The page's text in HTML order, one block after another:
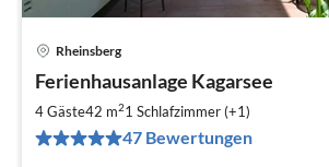
Rheinsberg
Ferienhausanlage Kagarsee
4 Gäste42 m21 Schlafzimmer (+1)
47 Bewertungen